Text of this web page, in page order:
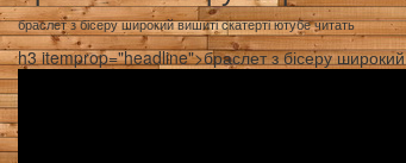
браслет з бісеру широкий вишиті скатерті ютубе читать
h3 itemprop="headline">браслет з бісеру широкий